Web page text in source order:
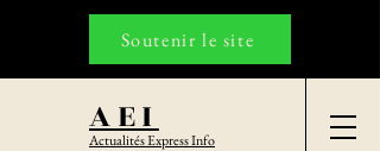
AEI
Actualités Express Info
Soutenir le site